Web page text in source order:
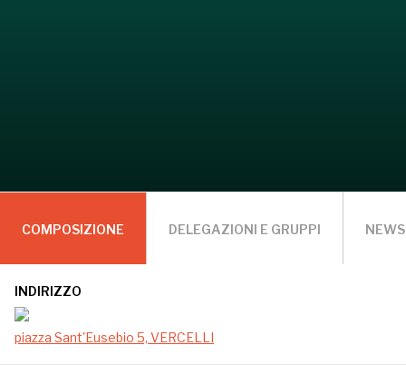
COMPOSIZIONE DELEGAZIONI E GRUPPI NEWS
INDIRIZZO
piazza Sant'Eusebio 5, VERCELLI